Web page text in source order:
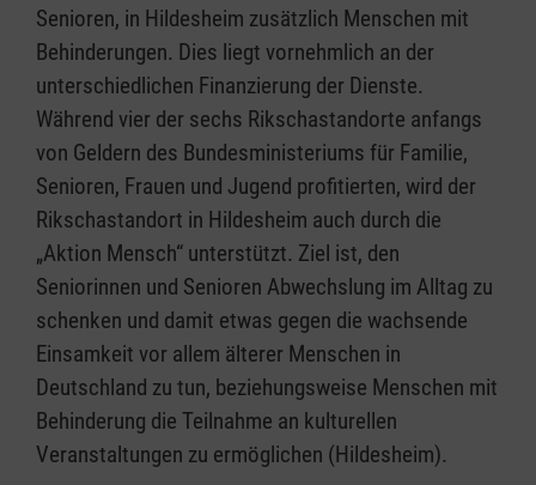
Senioren, in Hildesheim zusätzlich Menschen mit
Behinderungen. Dies liegt vornehmlich an der
unterschiedlichen Finanzierung der Dienste.
Während vier der sechs Rikschastandorte anfangs
von Geldern des Bundesministeriums für Familie,
Senioren, Frauen und Jugend profitierten, wird der
Rikschastandort in Hildesheim auch durch die
„Aktion Mensch“ unterstützt. Ziel ist, den
Seniorinnen und Senioren Abwechslung im Alltag zu
schenken und damit etwas gegen die wachsende
Einsamkeit vor allem älterer Menschen in
Deutschland zu tun, beziehungsweise Menschen mit
Behinderung die Teilnahme an kulturellen
Veranstaltungen zu ermöglichen (Hildesheim).